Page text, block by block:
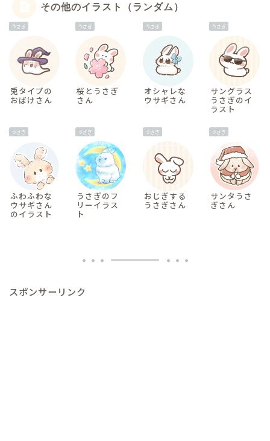
その他のイラスト（ランダム）
うさぎ
兎タイプの
おばけさん
うさぎ
桜とうさぎ
さん
うさぎ
オシャレな
ウサギさん
うさぎ
サングラス
うさぎのイ
ラスト
うさぎ
ふわふわな
ウサギさん
のイラスト
うさぎ
うさぎのフ
リーイラス
ト
うさぎ
おじぎする
うさぎさん
うさぎ
サンタうさ
ぎさん
スポンサーリンク